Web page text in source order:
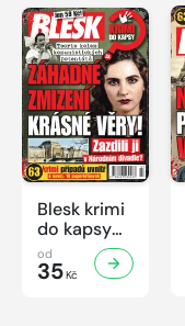
Blesk krimi
do kapsy
č.7/2026
od
35Kč